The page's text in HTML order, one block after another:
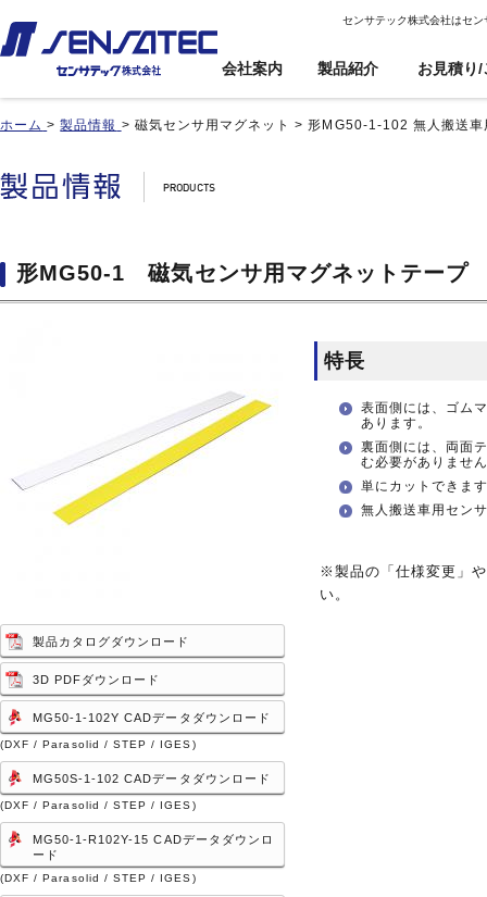
センサテック株式会社はセ
会社案内 製品紹介 お見積り/
品番インデックス
用途事例
近接センサ
差動容量型近接センサ
磁気センサ
タッチセンサ
ジャイロセンサ
光電センサ
温湿度センサ
水位センサ
文
利用規約
近接センサ
差動容量型近接センサ
磁気センサ
タッチセンサ
ジャイロセンサ
光電センサ
温湿度センサ
水位センサ
ップ
基板実装のご紹介
ホーム >製品情報 > 磁気センサ用マグネット >形MG50-1-102 無人搬送車
形MG50-1 磁気センサ用マグネットテープ
製品カタログダウンロード
3D PDFダウンロード
MG50-1-102Y CADデータダウンロード
(DXF / Parasolid / STEP / IGES)
MG50S-1-102 CADデータダウンロード
(DXF / Parasolid / STEP / IGES)
MG50-1-R102Y-15 CADデータダウンロ
ード
(DXF / Parasolid / STEP / IGES)
特長
表面側には、ゴム
あります。
裏面側には、両面
む必要がありませ
単にカットできま
無人搬送車用セン
※製品の「仕様変更」
い。